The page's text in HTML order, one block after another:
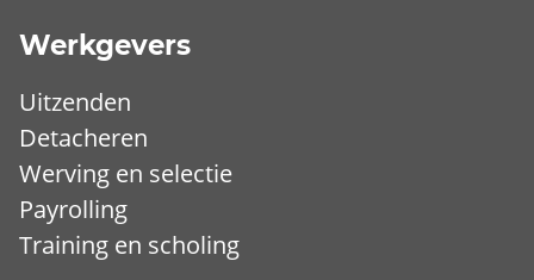
Werkgevers
Uitzenden
Detacheren
Werving en selectie
Payrolling
Training en scholing